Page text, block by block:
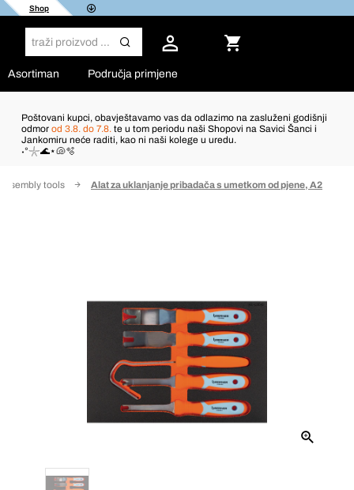
Shop
Asortiman Područja primjene
Poštovani kupci, obavještavamo vas da odlazimo na zasluženi godišnji
odmor od 3.8. do 7.8. te u tom periodu naši Shopovi na Savici Šanci i
Jankomiru neće raditi, kao ni naši kolege u uredu.
˖°𓇼🌊⋆🐚🫧
tools Alat za uklanjanje pribadača s umetkom od pjene, A2